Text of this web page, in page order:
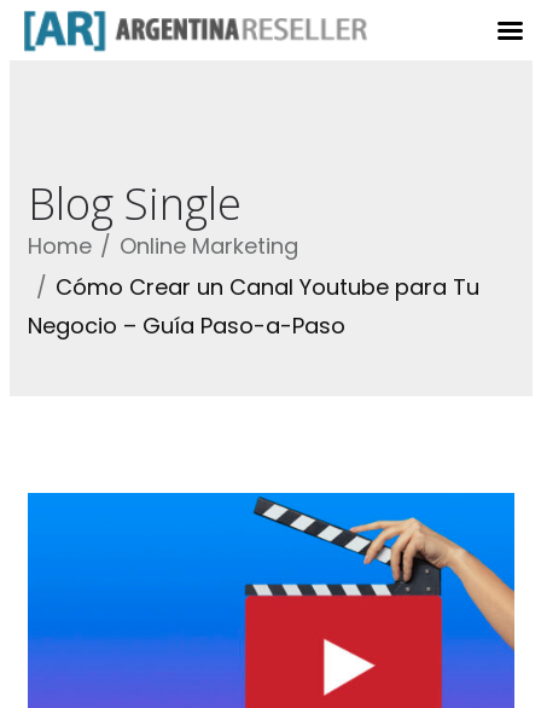
Blog Single
Home
Online Marketing
Cómo Crear un Canal Youtube para Tu
Negocio – Guía Paso-a-Paso